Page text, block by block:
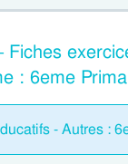
Fiches
: 6eme
- Autres :